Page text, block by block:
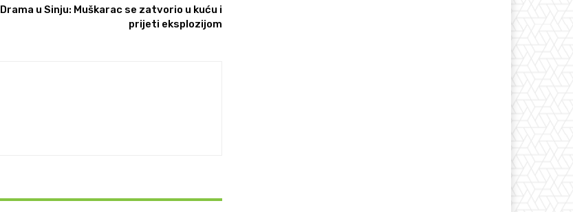
Drama u Sinju: Muškarac se zatvorio u kuću i
prijeti eksplozijom